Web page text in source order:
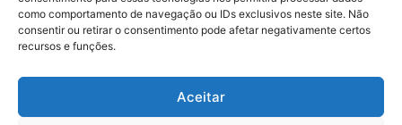
como comportamento de navegação ou IDs exclusivos neste site. Não
consentir ou retirar o consentimento pode afetar negativamente certos
recursos e funções.
Aceitar
Legal
Termo de uso do usuário e assinante